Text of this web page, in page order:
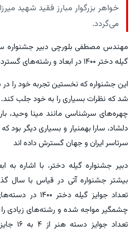
خواهر بزرگوار مبارز فقید شهید
می‌گردد.
مهندس مصطفی بلورچی دبیر جشنواره
گیله دختر ۱۴۰۰ در ابعاد و رشته‌های گسترده‌تری برگزار می‌گردد.
شد که نظرات بسیاری را به خود جلب
چهره‌های سرشناسی مانند مینا وحید،
دلشاد، سارا بهمنیار و بسیاری دیگر بود
سرتاسر ایران و جهان گسترش داده اند
دبیر جشنواره گیله دختر، با اشاره به
بیشتر جشنواره آتی در قیاس با سال
تعداد جوایز گیله
چشمگیر مواجه شده و رشته‌های زیادی را
تعداد